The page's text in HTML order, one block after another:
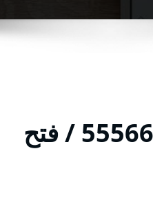
فتح اقفال الأبواب الفردوس / 55566392 / فتح